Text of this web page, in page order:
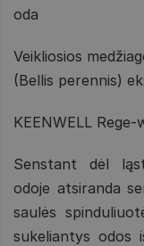
oda
Veikliosios
(Bellis perennis)
KEENWELL Rege-
Senstant dėl
odoje atsiranda
saulės
sukeliantys odos